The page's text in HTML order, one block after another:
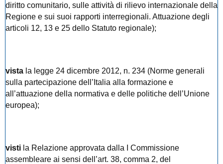
diritto comunitario, sulle attività di rilievo internazionale della
Regione e sui suoi rapporti interregionali. Attuazione degli
articoli 12, 13 e 25 dello Statuto regionale);
vista la legge 24 dicembre 2012, n. 234 (Norme generali
sulla partecipazione dell’Italia alla formazione e
all’attuazione della normativa e delle politiche dell’Unione
europea);
visti la Relazione approvata dalla I Commissione
assembleare ai sensi dell’art. 38, comma 2, del